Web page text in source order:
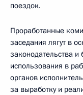
поездок.
Проработанные
заседания лягут в
законодательства
использования в
органов
за выработку и